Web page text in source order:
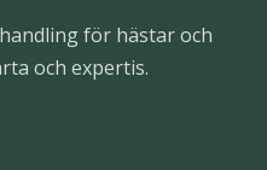
för hästar och
och expertis.